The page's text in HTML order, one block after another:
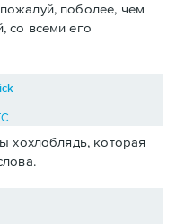
поболее, чем
со всеми его
хохлоблядь, которая